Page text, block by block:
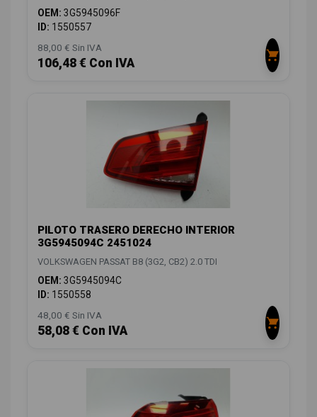
OEM: 3G5945096F
ID: 1550557
88,00 € Sin IVA
106,48 € Con IVA
PILOTO TRASERO DERECHO INTERIOR
3G5945094C 2451024
VOLKSWAGEN PASSAT B8 (3G2, CB2) 2.0 TDI
OEM: 3G5945094C
ID: 1550558
48,00 € Sin IVA
58,08 € Con IVA